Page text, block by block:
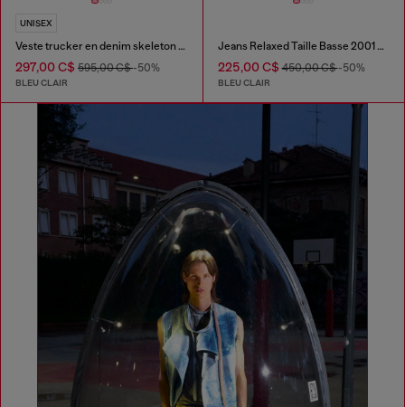
UNISEX
Veste trucker en denim skeleton mi-léger
297,00 C$ 595,00 C$-50%
BLEU CLAIR
Jeans Relaxed Taille Basse 2001 D-Macro
225,00 C$450,00 C$-50%
BLEU CLAIR